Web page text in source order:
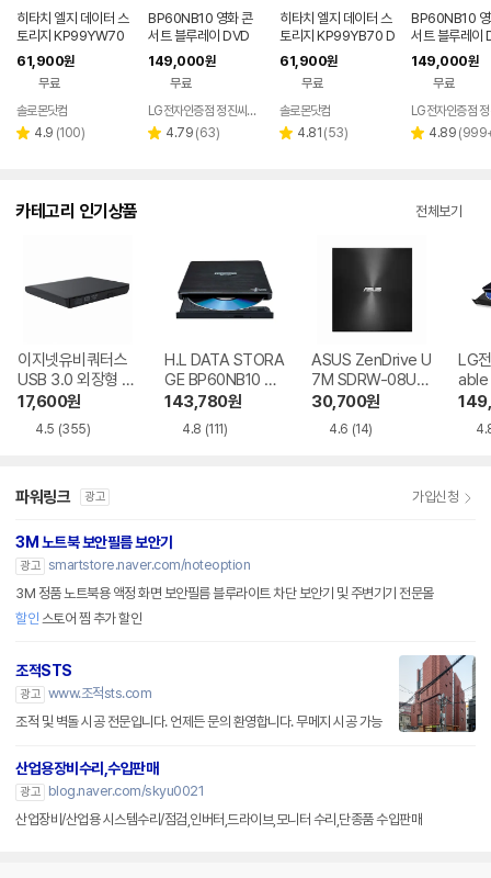
히타치 엘지 데이터 스
토리지 KP99YW70
DVD 화이트 외장OD
D CD DVD 리핑 안드
로이드
61,900원
무료
페이
솔로몬닷컴
별 4.9 리
(100)
BP60NB10 영화 콘
서트 블루레이 DVD
플레이어 노트북 외장
ODD 맥 호환
149,000원
무료
LG전자인증점 정진씨앤에스
별 4.79 리
(63)
히타치 엘지 데이터 스
토리지 KP99YB70 D
VD 블랙 외장ODD C
D DVD 리핑 안드로이
61,900원
무료
페이
솔로몬닷컴
별 4.81 리
(53)
BP60NB10 영
서트 블루레이
D 재생 리핑 노
장 ODD
149,000원
무료
별 4.89 리
(
카테고리 인기상품 전체보기
이지넷유비쿼터스
USB 3.0 외장형 D
VD-RW NEXT-20
0DVD-RW
17,600원
4.5 (355)
H.L DATA STORA
GE BP60NB10 블
루레이 외장ODD
143,780원
4.8 (111)
ASUS ZenDrive U
7M SDRW-08U7
M-U-B
30,700원
4.6 (14)
LG
able
파워링크 광고 가입신청
3M 노트북 보안필름 보안기
광고 smartstore.naver.com/noteoption
3M 정품 노트북용 액정 화면 보안필름 블루라이트 차단 보안기 및 주변기기 전문몰
할인 스토어 찜 추가 할인
조적STS
광고 www.조적sts.com
조적 및 벽돌 시공 전문입니다. 언제든 문의 환영합니다. 무메지 시공 가능
산업용장비수리,수입판매
광고
blog.naver.com/skyu0021
산업장비/산업용 시스템수리/점검,인버터,드라이브,모니터 수리,단종품 수입판매